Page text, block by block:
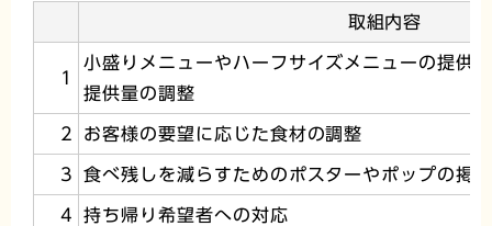
取組内容
1
小盛りメニューやハーフサイズメニューの提供
提供量の調整
2 お客様の要望に応じた食材の調整
3 食べ残しを減らすためのポスターやポップの掲
4 持ち帰り希望者への対応